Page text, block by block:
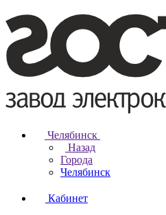
Челябинск
Назад
Города
Челябинск
Кабинет